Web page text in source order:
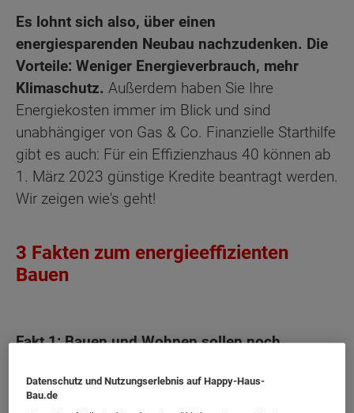
Es lohnt sich also, über einen
energiesparenden Neubau nachzudenken. Die
Vorteile: Weniger Energieverbrauch, mehr
Klimaschutz. Außerdem haben Sie Ihre
Energiekosten immer im Blick und sind
unabhängiger von Gas & Co. Finanzielle Starthilfe
gibt es auch: Für ein Effizienzhaus 40 können ab
1. März 2023 günstige Kredite beantragt werden.
Wir zeigen wie's geht!
3 Fakten zum energieeffizienten
Bauen
Fakt 1: Bauen und Wohnen sollen noch
Datenschutz und Nutzungserlebnis auf Happy-Haus-
Bau.de